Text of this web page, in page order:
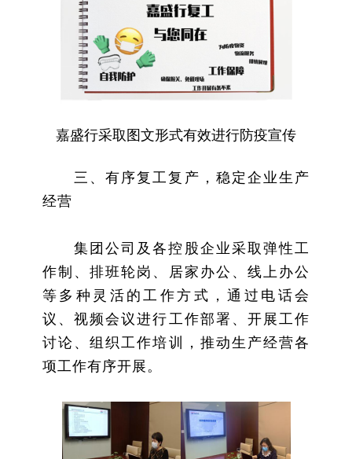
嘉盛行采取图文形式有效进行防疫宣传
三、有序复工复产，稳定企业生产
经营
集团公司及各控股企业采取弹性工
作制、排班轮岗、居家办公、线上办公
等多种灵活的工作方式，通过电话会
议、视频会议进行工作部署、开展工作
讨论、组织工作培训，推动生产经营各
项工作有序开展。